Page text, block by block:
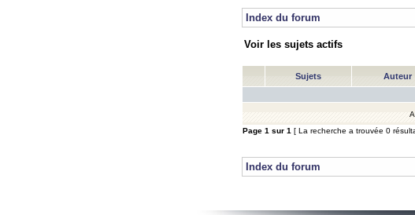
Index du forum
Voir les sujets actifs
Sujets Auteur
Page 1 sur 1 [ La recherche a trouvée 0
Index du forum